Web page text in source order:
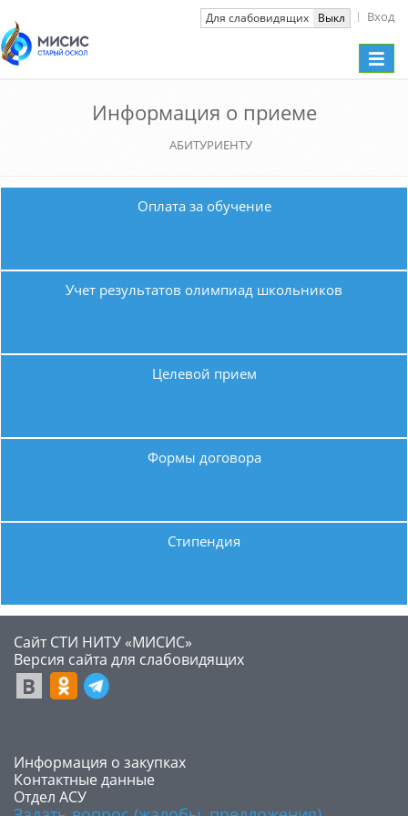
Для слабовидящих Выкл Вход
Toggle
Информация о приеме
АБИТУРИЕНТУ
Оплата за обучение
Учет результатов олимпиад школьников
Целевой прием
Формы договора
Стипендия
Сайт СТИ НИТУ «МИСИС»
​Версия сайта для слабовидящих
​Информация о закупках
Контактные данные
Отдел АСУ